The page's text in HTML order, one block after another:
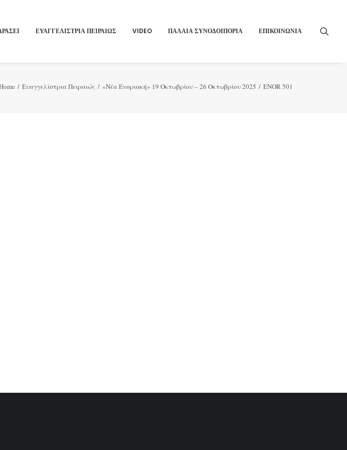
ΕΥΑΓΓΕΛΙΣΤΡΙΑ ΠΕΙΡΑΙΏΣ VIDEO ΠΑΛΑΙΑ ΣΥΝΟΔΟΙΠΟΡΙΑ ΕΠΙΚΟΙΝΩΝΙΑ
Ευαγγελίστρια Πειραιώς «Νέα Ενοριακή» 19 Οκτωβρίου – 26 Οκτωβρίου 2025 ENOR 501